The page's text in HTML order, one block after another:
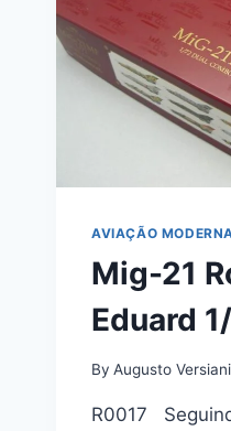
AVIAÇÃO
Mig-21
Eduard
By Augusto Versiani
R0017